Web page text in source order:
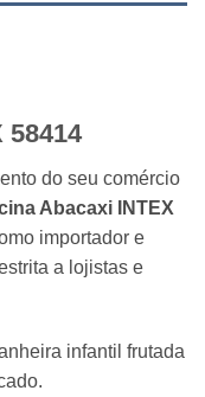
58414
do seu comércio
Abacaxi INTEX
importador e
a lojistas e
infantil frutada